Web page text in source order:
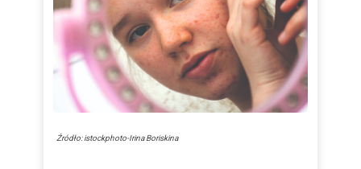
Źródło: istockphoto-Irina Boriskina